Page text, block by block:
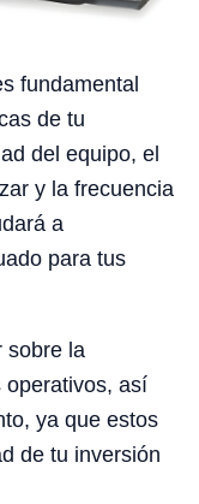
fundamental
de tu
del equipo, el
y la frecuencia
a
para tus
sobre la
operativos, así
ya que estos
de tu inversión